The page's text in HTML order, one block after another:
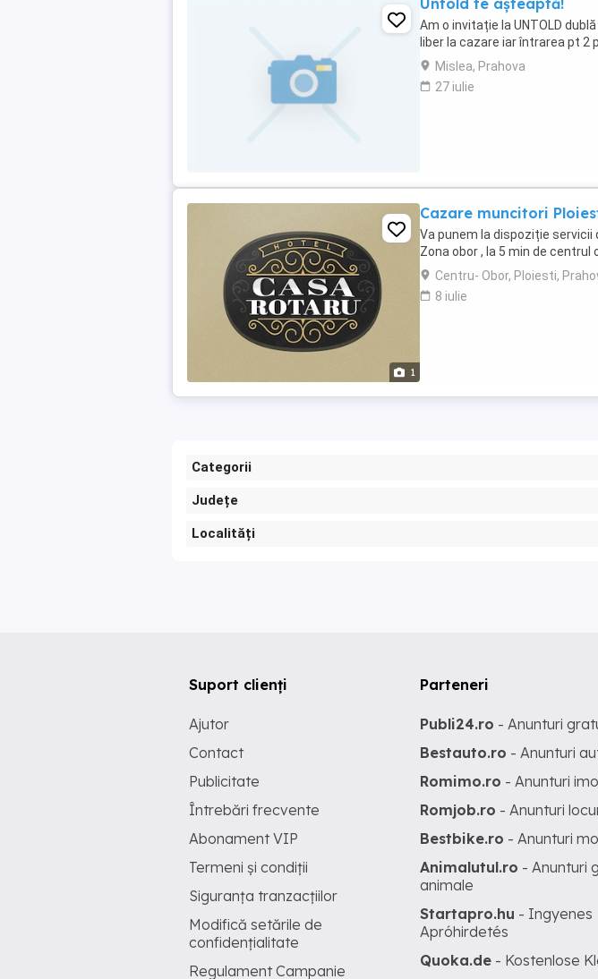
Untold te așteaptă!
Am o invitație la UNTOLD
liber la cazare iar întrarea pt 2
Mislea, Prahova
27 iulie
1
Cazare muncitori
Va punem la dispoziție servicii
Zona obor , la 5 min de centrul
Centru- Obor, Ploiesti,
8 iulie
Categorii
Județe
Localități
Suport clienți
Ajutor
Contact
Publicitate
Întrebări frecvente
Abonament VIP
Termeni și condiții
Siguranța tranzacțiilor
Modifică setările de
confidențialitate
Regulament Campanie
Parteneri
Publi24.ro - Anunturi
Bestauto.ro - Anunturi
Romimo.ro - Anunturi
Romjob.ro - Anunturi
Bestbike.ro - Anunturi
Animalutul.ro - Anunturi
animale
Startapro.hu - Ingyenes
Apróhirdetés
Quoka.de - Kostenlose